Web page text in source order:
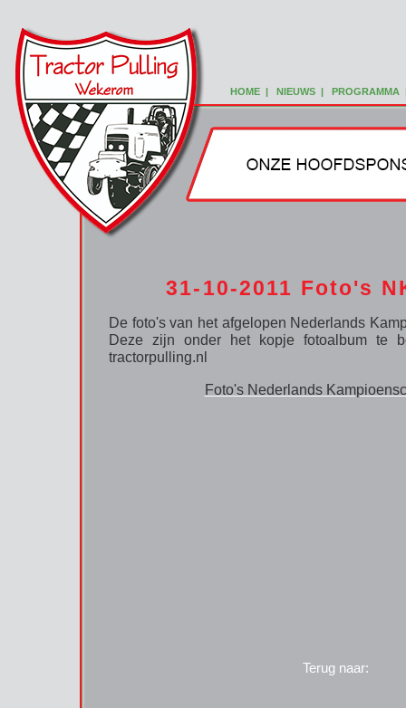
HOME | NIEUWS | PROGRAMMA
31-10-2011 Foto's
De foto's van het afgelopen Nederlands
Deze zijn onder het kopje fotoalbum te
tractorpulling.nl
Foto's Nederlands
Terug naar: